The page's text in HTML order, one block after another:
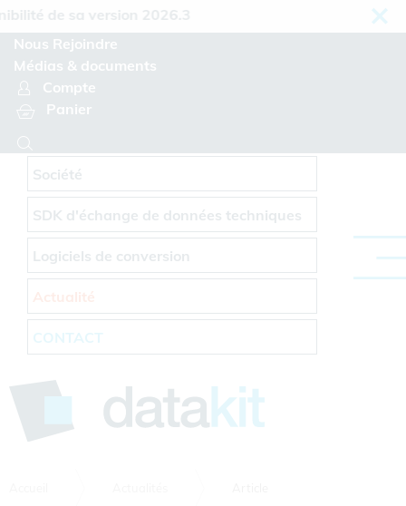
de sa version 2026.3
Nous Rejoindre
Médias & documents
Compte
Panier
Société
SDK d'échange de données techniques
Logiciels de conversion
CONTACT
Panneau de gestion des cookies